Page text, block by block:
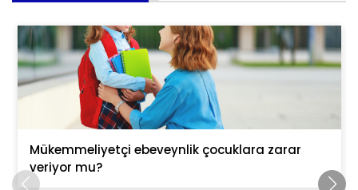
Mükemmeliyetçi ebeveynlik çocuklara zarar
veriyor mu?